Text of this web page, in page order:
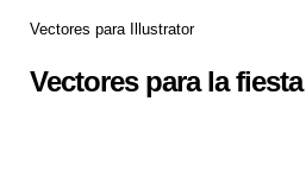
Vectores para Illustrator
Vectores para la